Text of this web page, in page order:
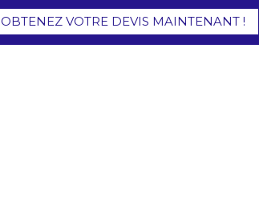
OBTENEZ VOTRE DEVIS MAINTENANT !